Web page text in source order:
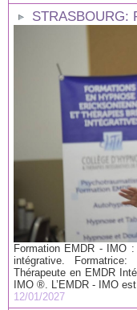
STRASBOURG:
Formation EMDR - IMO
intégrative. Formatrice:
Thérapeute en EMDR
IMO ®. L’EMDR - IMO
12/01/2027